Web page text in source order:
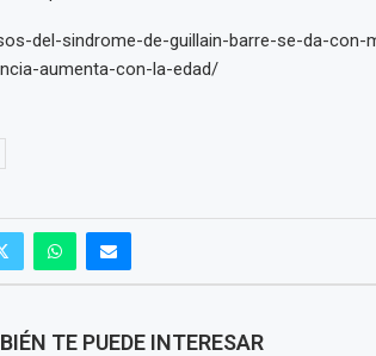
del-sindrome-de-guillain-barre-se-da-con-
aumenta-con-la-edad/
TE PUEDE INTERESAR